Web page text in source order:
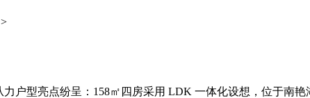
>
型亮点纷呈：158㎡四房采用 LDK 一体化设想，位于南艳